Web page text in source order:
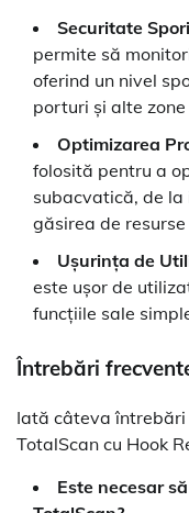
Securitate
permite să
oferind un nivel
porturi și alte
Optimizarea
folosită pentru a
subacvatică, de
găsirea de
Ușurința de
este ușor de
funcțiile sale
Întrebări
Iată câteva
TotalScan cu Hook
Este necesar